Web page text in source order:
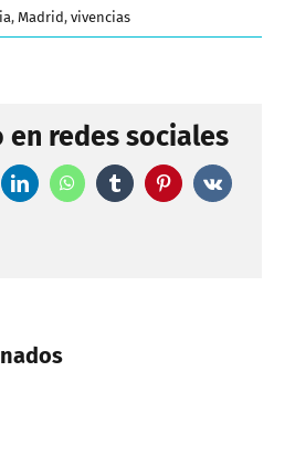
, Madrid, vivencias
redes sociales
LinkedInWhatsAppTumblr Pinterest
Vk